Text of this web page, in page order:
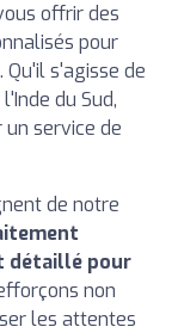
offrir des
pour
s'agisse de
du Sud,
service de
de notre
détaillé pour
non
les attentes